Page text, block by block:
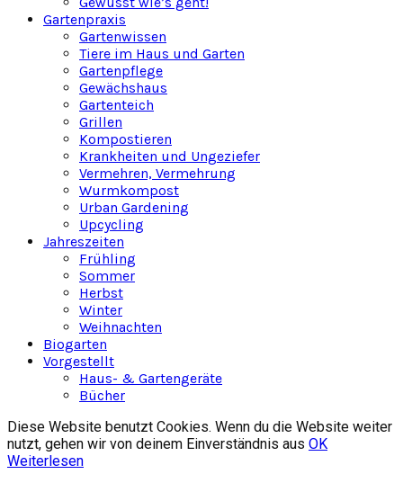
Gartenpraxis
Gartenwissen
Tiere im Haus und Garten
Gartenpflege
Gewächshaus
Gartenteich
Grillen
Kompostieren
Krankheiten und Ungeziefer
Vermehren, Vermehrung
Wurmkompost
Urban Gardening
Upcycling
Jahreszeiten
Frühling
Sommer
Herbst
Winter
Weihnachten
Biogarten
Vorgestellt
Haus- & Gartengeräte
Bücher
Diese Website benutzt Cookies. Wenn du die Website weiter
nutzt, gehen wir von deinem Einverständnis aus OK
Weiterlesen